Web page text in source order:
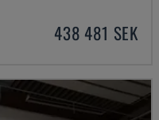
438 481 SEK